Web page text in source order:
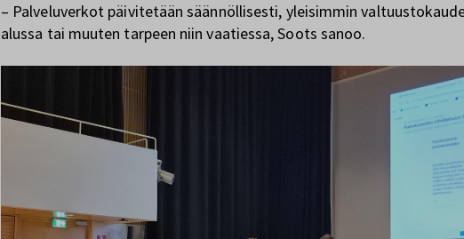
– Palveluverkot päivitetään säännöllisesti, yleisimmin
alussa tai muuten tarpeen niin vaatiessa, Soots sanoo.